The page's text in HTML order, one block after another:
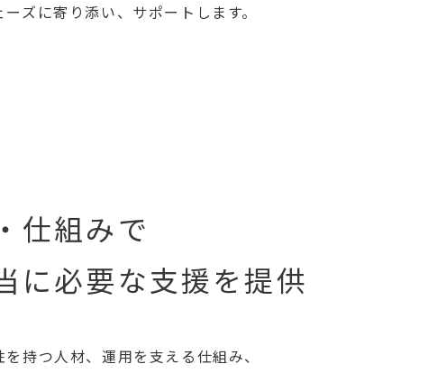
ズに寄り添い、サポートします。
仕組みで
に必要な支援を提供
持つ人材、運用を支える仕組み、